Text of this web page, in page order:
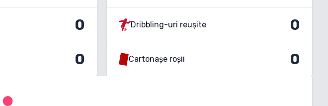
0
0
Dribbling-uri reușite 0
Cartonașe roșii 0